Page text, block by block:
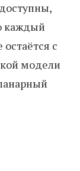
каждый
с
модели